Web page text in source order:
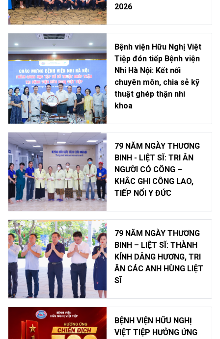
2026
Bệnh viện Hữu Nghị Việt
Tiệp đón tiếp Bệnh viện
Nhi Hà Nội: Kết nối
chuyên môn, chia sẻ kỹ
thuật ghép thận nhi
khoa
79 NĂM NGÀY THƯƠNG
BINH - LIỆT SĨ: TRI ÂN
NGƯỜI CÓ CÔNG –
KHẮC GHI CÔNG LAO,
TIẾP NỐI Y ĐỨC
79 NĂM NGÀY THƯƠNG
BINH – LIỆT SĨ: THÀNH
KÍNH DÂNG HƯƠNG, TRI
ÂN CÁC ANH HÙNG LIỆT
SĨ
BỆNH VIỆN HỮU NGHỊ
VIỆT TIỆP HƯỞNG ỨNG